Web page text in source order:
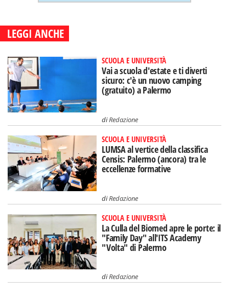
LEGGI ANCHE
SCUOLA E UNIVERSITÀ
Vai a scuola d'estate e ti diverti
sicuro: c'è un nuovo camping
(gratuito) a Palermo
diRedazione
SCUOLA E UNIVERSITÀ
LUMSA al vertice della classifica
Censis: Palermo (ancora) tra le
eccellenze formative
diRedazione
SCUOLA E UNIVERSITÀ
La Culla del Biomed apre le porte: il
"Family Day" all'ITS Academy
"Volta" di Palermo
diRedazione